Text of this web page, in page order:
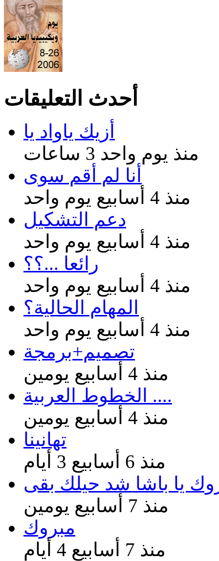
أحدث التعليقات
أزيك ياواد يا
منذ يوم واحد 3 ساعات
أنا لم أقم سوى
منذ 4 أسابيع يوم واحد
دعم التشكيل
منذ 4 أسابيع يوم واحد
رائعا ...؟؟
منذ 4 أسابيع يوم واحد
المهام الحالية؟
منذ 4 أسابيع يوم واحد
تصميم+برمجة
منذ 4 أسابيع يومين
الخطوط العربية ....
منذ 4 أسابيع يومين
تهانينا
منذ 6 أسابيع 3 أيام
يا باشا شد حيلك بقى
منذ 7 أسابيع يومين
مبروك
منذ 7 أسابيع 4 أيام